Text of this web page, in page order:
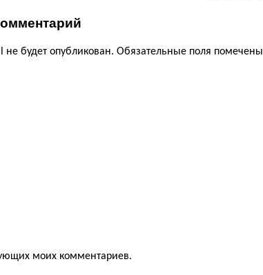
не будет опубликован. Обязательные поля помечены
моих комментариев.